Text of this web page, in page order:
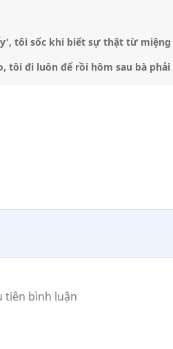
tôi sốc khi biết sự thật từ miệng
tôi đi luôn để rồi hôm sau bà